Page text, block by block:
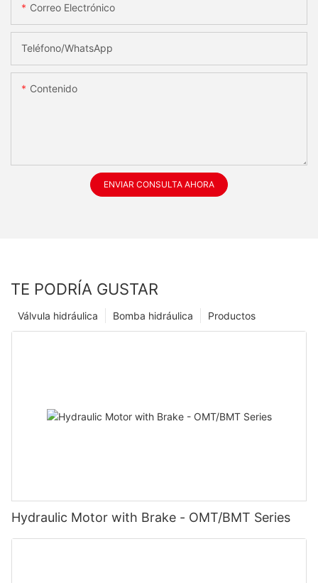
Correo Electrónico
Teléfono/WhatsApp
Contenido
ENVIAR CONSULTA AHORA
TE PODRÍA GUSTAR
Productos
Bomba hidráulica
Válvula hidráulica
Hydraulic Motor with Brake - OMT/BMT Series